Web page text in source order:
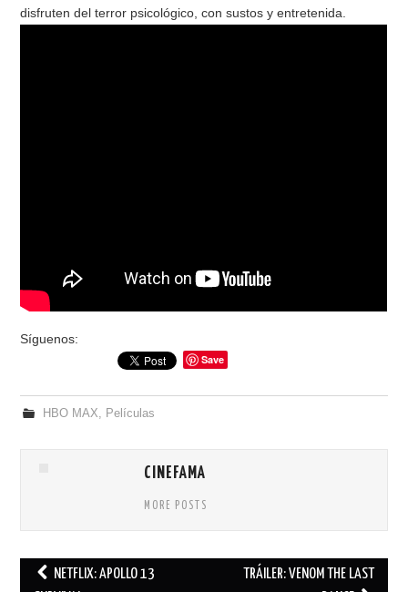
disfruten del terror psicológico, con sustos y entretenida.
Síguenos:
Save
HBO MAX, Películas
CINEFAMA
MORE POSTS
NETFLIX: APOLLO 13
TRÁILER: VENOM THE LAST